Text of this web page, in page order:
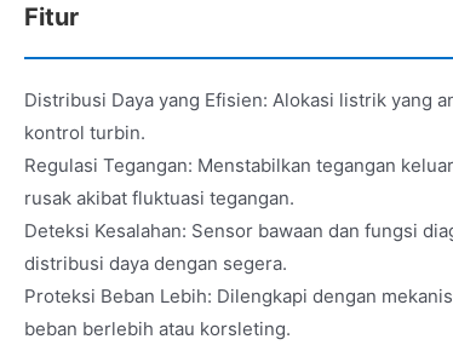
Fitur
Distribusi Daya yang Efisien: Alokasi listrik yang
kontrol turbin.
Regulasi Tegangan: Menstabilkan tegangan
rusak akibat fluktuasi tegangan.
Deteksi Kesalahan: Sensor bawaan dan fungsi
distribusi daya dengan segera.
Proteksi Beban Lebih: Dilengkapi dengan
beban berlebih atau korsleting.